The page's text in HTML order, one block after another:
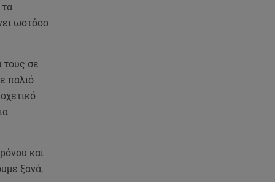
ωστόσο
τους σε
παλιό
και
ξανά,